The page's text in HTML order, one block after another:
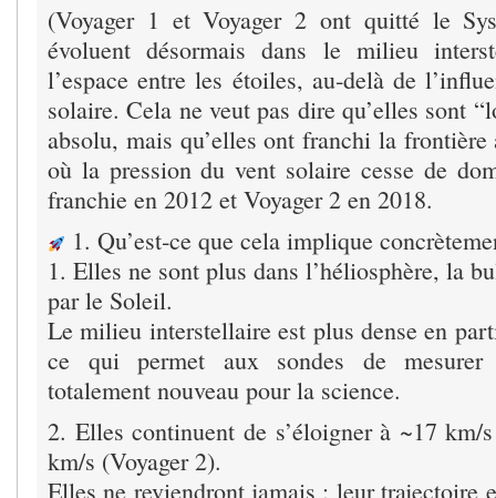
(Voyager 1 et Voyager 2 ont quitté le
évoluent désormais dans le milieu
l’espace entre les étoiles, au‑delà de
solaire. Cela ne veut pas dire qu’elles sont
absolu, mais qu’elles ont franchi la frontière
où la pression du vent solaire cesse de
franchie en 2012 et Voyager 2 en 2018.
1. Qu’est‑ce que cela implique
1. Elles ne sont plus dans l’héliosphère, la
par le Soleil.
Le milieu interstellaire est plus dense en
ce qui permet aux sondes de mesurer
totalement nouveau pour la science.
2. Elles continuent de s’éloigner à ~17 km/
km/s (Voyager 2).
Elles ne reviendront jamais : leur trajectoire